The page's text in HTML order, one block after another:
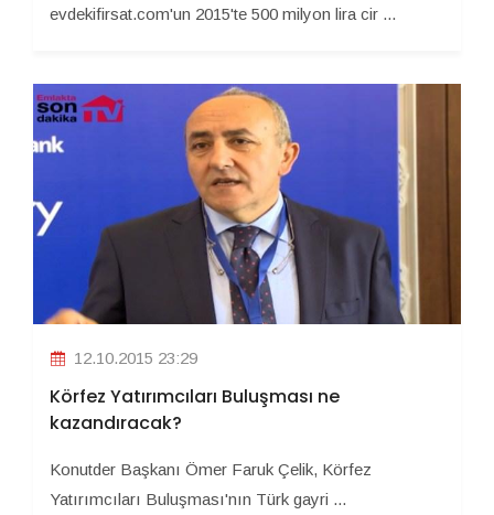
evdekifirsat.com'un 2015'te 500 milyon lira cir ...
12.10.2015 23:29
Körfez Yatırımcıları Buluşması ne
kazandıracak?
Konutder Başkanı Ömer Faruk Çelik, Körfez
Yatırımcıları Buluşması'nın Türk gayri ...